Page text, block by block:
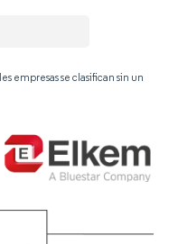
empresas se clasifican sin un